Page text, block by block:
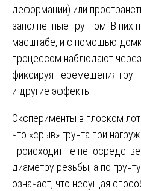
деформации) или
заполненные грунтом. В
масштабе, и с помощью
процессом наблюдают
фиксируя перемещения
и другие эффекты.
Эксперименты в плоском
что «срыв» грунта при
происходит не
диаметру резьбы, а по
означает, что несущая